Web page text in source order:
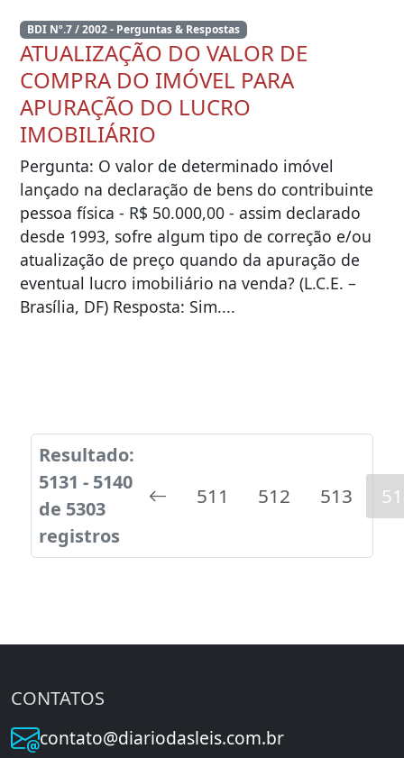
BDI Nº.7 / 2002 - Perguntas & Respostas
ATUALIZAÇÃO DO VALOR DE
COMPRA DO IMÓVEL PARA
APURAÇÃO DO LUCRO
IMOBILIÁRIO
Pergunta: O valor de determinado imóvel
lançado na declaração de bens do contribuinte
pessoa física - R$ 50.000,00 - assim declarado
desde 1993, sofre algum tipo de correção e/ou
atualização de preço quando da apuração de
eventual lucro imobiliário na venda? (L.C.E. –
Brasília, DF) Resposta: Sim....
Resultado:
5131 - 5140
de 5303
registros
511 512 513
CONTATOS
contato@diariodasleis.com.br